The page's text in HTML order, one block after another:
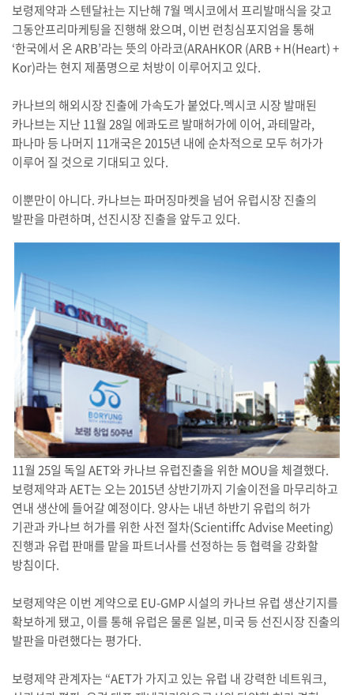
보령제약과 스텐달社는 지난해 7월 멕시코에서 프리발매식을 갖고
그동안프리마케팅을 진행해 왔으며, 이번 런칭심포지엄을 통해
‘한국에서 온 ARB’라는 뜻의 아라코(ARAHKOR (ARB + H(Heart) +
Kor)라는 현지 제품명으로 처방이 이루어지고 있다.
카나브의 해외시장 진출에 가속도가 붙었다.멕시코 시장 발매된
카나브는 지난 11월 28일 에콰도르 발매허가에 이어, 과테말라,
파나마 등 나머지 11개국은 2015년 내에 순차적으로 모두 허가가
이루어 질 것으로 기대되고 있다.
이뿐만이 아니다. 카나브는 파머징마켓을 넘어 유럽시장 진출의
발판을 마련하며, 선진시장 진출을 앞두고 있다.
11월 25일 독일 AET와 카나브 유럽진출을 위한 MOU을 체결했다.
보령제약과 AET는 오는 2015년 상반기까지 기술이전을 마무리하고
연내 생산에 들어갈 예정이다. 양사는 내년 하반기 유럽의 허가
기관과 카나브 허가를 위한 사전 절차(Scientiffc Advise Meeting)
진행과 유럽 판매를 맡을 파트너사를 선정하는 등 협력을 강화할
방침이다.
보령제약은 이번 계약으로 EU-GMP 시설의 카나브 유럽 생산기지를
확보하게 됐고, 이를 통해 유럽은 물론 일본, 미국 등 선진시장 진출의
발판을 마련했다는 평가다.
보령제약 관계자는 “AET가 가지고 있는 유럽 내 강력한 네트워크,